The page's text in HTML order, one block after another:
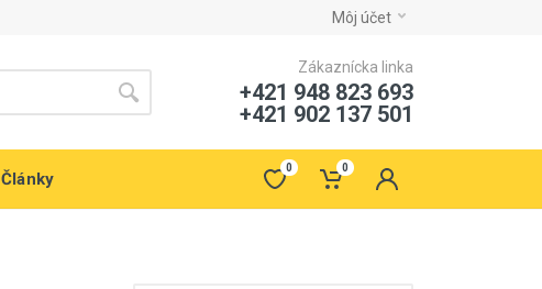
Môj účet
Zákaznícka linka
+421 948 823 693
+421 902 137 501
Články
0 0